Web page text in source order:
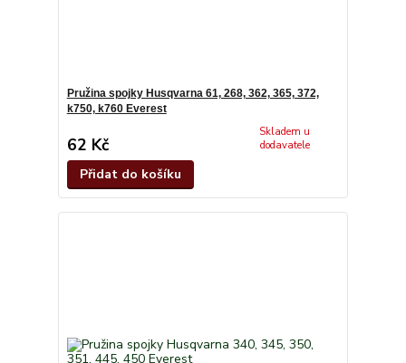
Pružina spojky Husqvarna 61, 268, 362, 365, 372,
k750, k760 Everest
62 Kč
Skladem u
dodavatele
Přidat do košíku